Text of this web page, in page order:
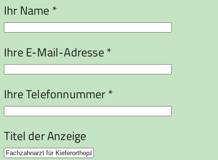
Ihr Name *
Ihre E-Mail-Adresse *
Ihre Telefonnummer *
Titel der Anzeige